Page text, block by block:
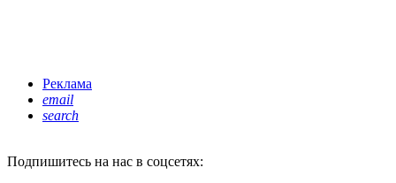
Реклама
email
search
Подпишитесь на нас в соцсетях: